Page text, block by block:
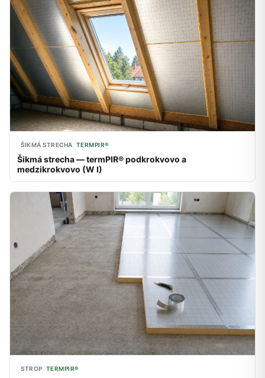
ŠIKMÁ STRECHA TERMPIR®
Šikmá strecha — termPIR® podkrokvovo a
medzikrokvovo (W I)
STROP TERMPIR®